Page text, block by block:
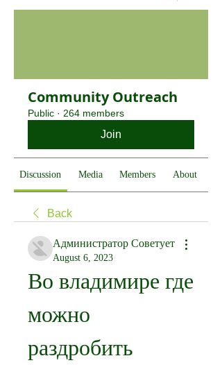
Community Outreach
Public · 264 members
Join
Discussion Media Members About
Back
Администратор Советует
August 6, 2023
Во владимире где
можно
раздробить